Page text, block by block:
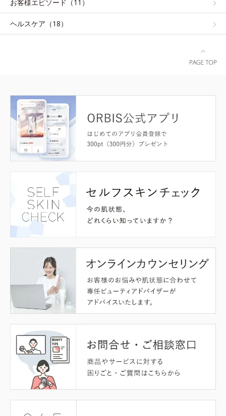
お客様エピソード（11）
ヘルスケア（18）